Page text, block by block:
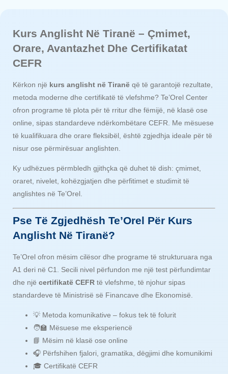
Kurs Anglisht Në Tiranë – Çmimet,
Orare, Avantazhet Dhe Certifikatat
CEFR
Kërkon një kurs anglisht në Tiranë që të garantojë rezultate,
metoda moderne dhe certifikatë të vlefshme? Te’Orel Center
ofron programe të plota për të rritur dhe fëmijë, në klasë ose
online, sipas standardeve ndërkombëtare CEFR. Me mësuese
të kualifikuara dhe orare fleksibël, është zgjedhja ideale për të
nisur ose përmirësuar anglishten.
Ky udhëzues përmbledh gjithçka që duhet të dish: çmimet,
oraret, nivelet, kohëzgjatjen dhe përfitimet e studimit të
anglishtes në Te’Orel.
Pse Të Zgjedhësh Te’Orel Për Kurs
Anglisht Në Tiranë?
Te’Orel ofron mësim cilësor dhe programe të strukturuara nga
A1 deri në C1. Secili nivel përfundon me një test përfundimtar
dhe një certifikatë CEFR të vlefshme, të njohur sipas
standardeve të Ministrisë së Financave dhe Ekonomisë.
💡 Metoda komunikative – fokus tek të folurit
🧑‍🏫 Mësuese me eksperiencë
📘 Mësim në klasë ose online
🎧 Përfshihen fjalori, gramatika, dëgjimi dhe komunikimi
🎓 Certifikatë CEFR